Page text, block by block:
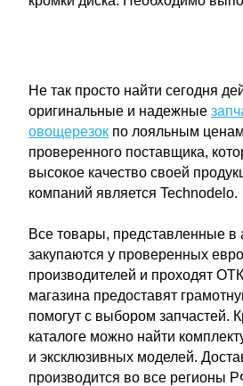
Не так просто найти сегодня
оригинальные и надежные
овощерезок по лояльным
проверенного поставщика,
высокое качество своей
компаний является Technodelo.
Все товары, представленные в
закупаются у проверенных
производителей и проходят
магазина предоставят
помогут с выбором запчастей.
каталоге можно найти
и эксклюзивных моделей.
производится во все регионы